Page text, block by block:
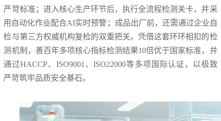
严苛标准；进入核心生产环节后，执行全流程检测关卡，并采
用自动化作业配合AI实时预警；成品出厂前，还需通过企业自
检与第三方权威机构复检的双重把关。凭借这套环环相扣的检
测机制，善百年多项核心指标检测结果10倍优于国家标准，并
通过HACCP、ISO9001、ISO22000等多项国际认证，以极致
严苛筑牢品质安全基石。